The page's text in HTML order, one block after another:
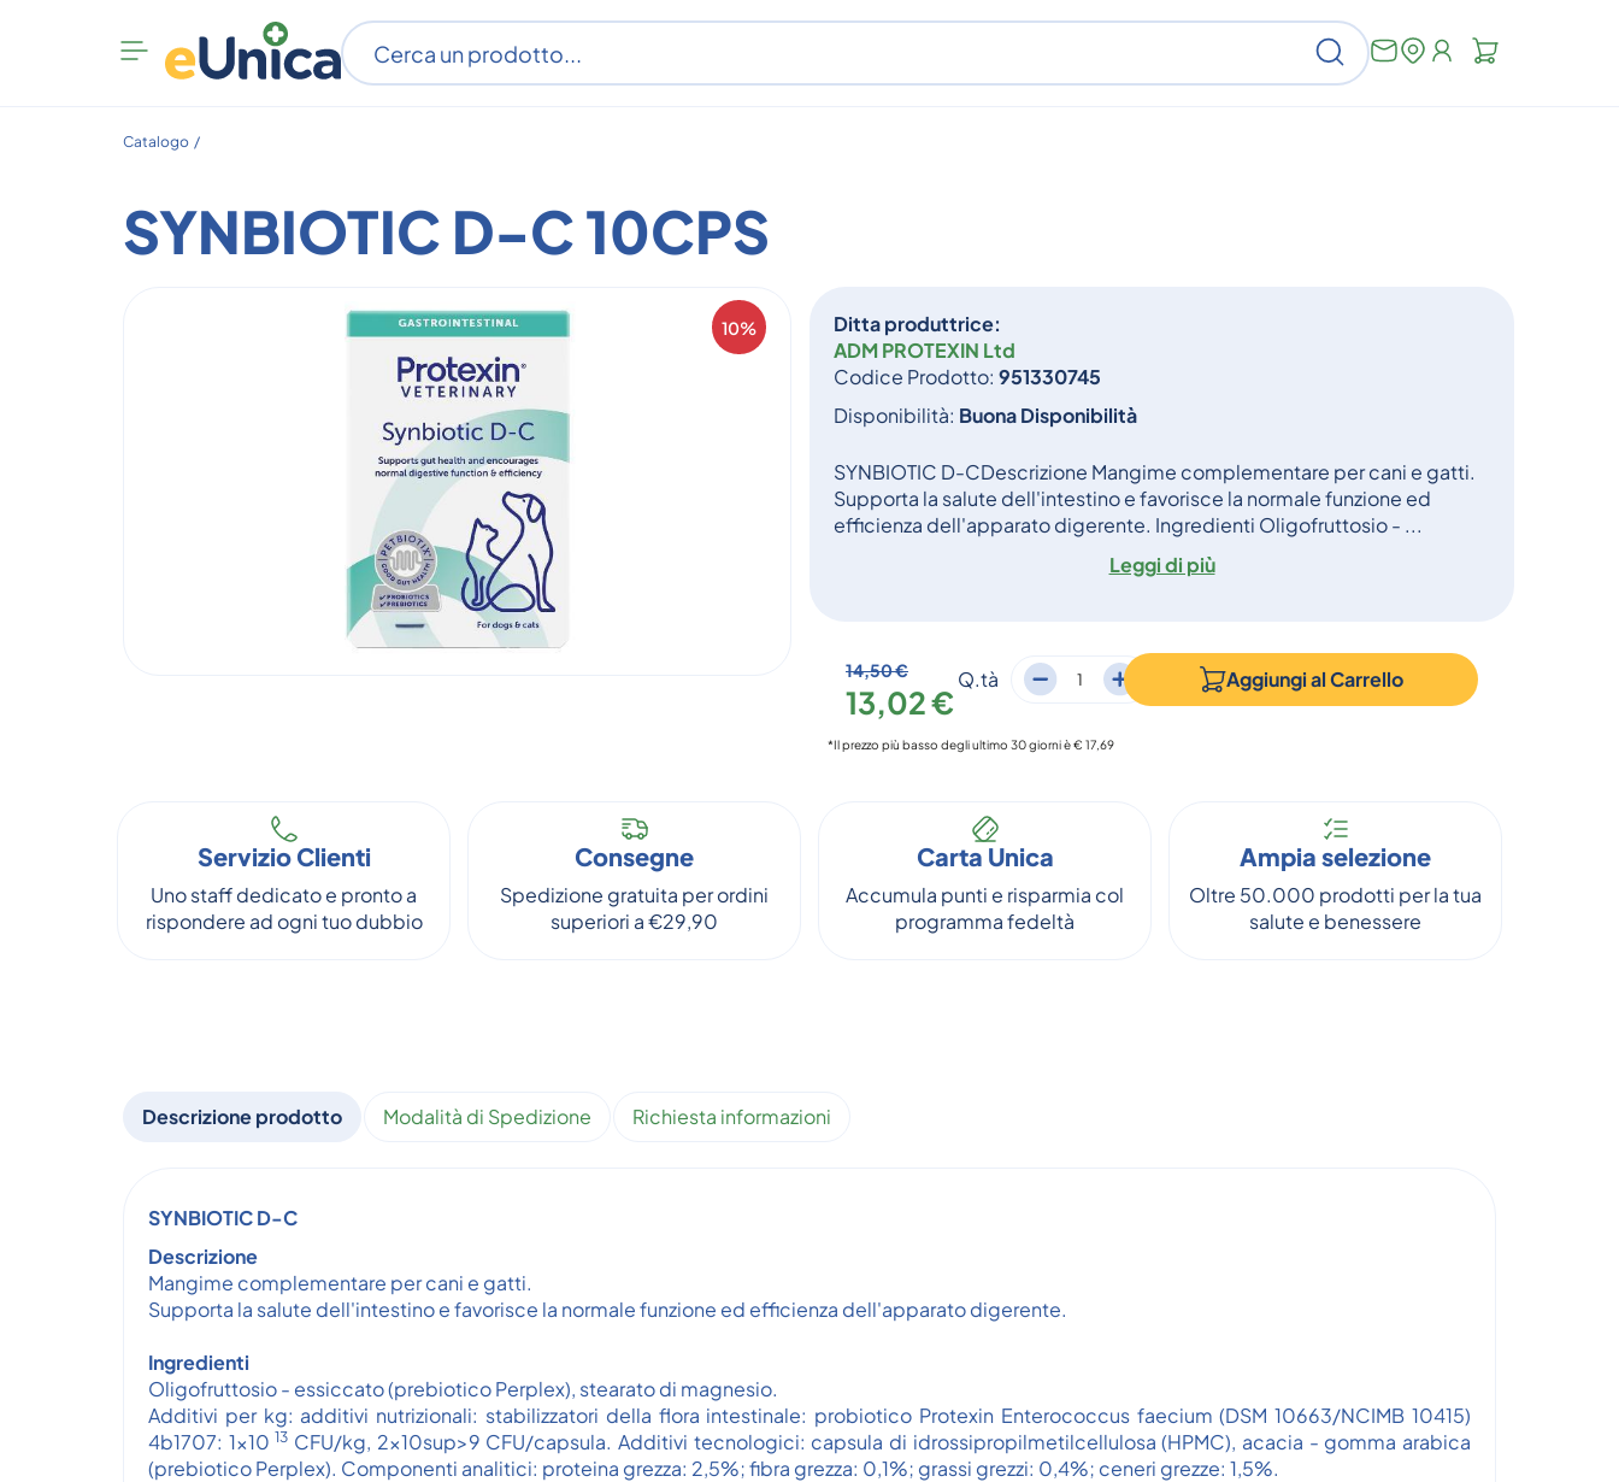
Apri
menu
Cerca
Catalogo /
SYNBIOTIC D-C 10CPS
10%
Ditta produttrice:
ADM PROTEXIN Ltd
Codice Prodotto: 951330745
Disponibilità: Buona Disponibilità
SYNBIOTIC D-CDescrizione Mangime complementare per cani e gatti.
Supporta la salute dell'intestino e favorisce la normale funzione ed
efficienza dell'apparato digerente. Ingredienti Oligofruttosio - ...
Leggi di più
14,50 €
13,02 €
Q.tà Aggiungi alCarrello
*Il prezzo più basso degli ultimo 30 giorni è € 17,69
Servizio Clienti
Uno staff dedicato e pronto a
rispondere ad ogni tuo dubbio
Consegne
Spedizione gratuita per ordini
superiori a €29,90
Carta Unica
Accumula punti e risparmia col
programma fedeltà
Ampia selezione
Oltre 50.000 prodotti per la tua
salute e benessere
Descrizione prodotto Modalità di Spedizione Richiesta informazioni
SYNBIOTIC D-C
Descrizione
Mangime complementare per cani e gatti.
Supporta la salute dell'intestino e favorisce la normale funzione ed efficienza dell'apparato digerente.
Ingredienti
Oligofruttosio - essiccato (prebiotico Perplex), stearato di magnesio.
Additivi per kg: additivi nutrizionali: stabilizzatori della flora intestinale: probiotico Protexin Enterococcus faecium (DSM 10663/NCIMB 10415)
4b1707: 1x10 13 CFU/kg, 2x10sup>9 CFU/capsula. Additivi tecnologici: capsula di idrossipropilmetilcellulosa (HPMC), acacia - gomma arabica
(prebiotico Perplex). Componenti analitici: proteina grezza: 2,5%; fibra grezza: 0,1%; grassi grezzi: 0,4%; ceneri grezze: 1,5%.